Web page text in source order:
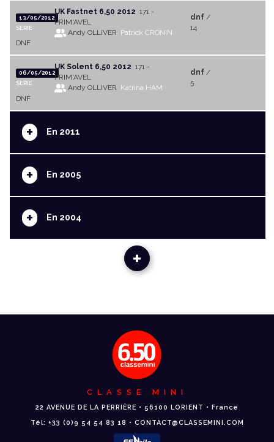
13/05/2012
SERIE
UK Fastnet 6,50 2012 171 -
PRIM'AVEL
Andy OLLIVER Patrick CRONIN
dnf/
14
DNF
06/05/2012
SERIE
UK Solent 6,50 2012 171 -
PRIM'AVEL
Andy OLLIVER Katrina HAM
dnf/
5
DNF
+ En 2011
+ En 2005
+ En 2004
+
CLASSE MINI
22 AVENUE DE LA PERRIÈRE • 56100 LORIENT • France
Tél: +33 (0)9 54 54 83 18 • CONTACT@CLASSEMINI.COM